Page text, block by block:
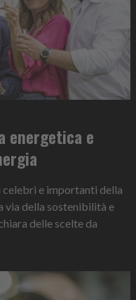
energetica e
celebri e importanti della
via della sostenibilità e
delle scelte da